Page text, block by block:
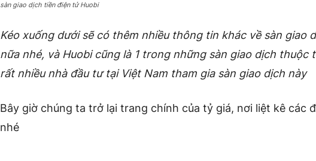
sàn giao dịch tiền điện tử Huobi
Kéo xuống dưới sẽ có thêm nhiều thông tin khác về sàn giao
nữa nhé, và Huobi cũng là 1 trong những sàn giao dịch thuộc
rất nhiều nhà đầu tư tại Việt Nam tham gia sàn giao dịch này
Bây giờ chúng ta trở lại trang chính của tỷ giá, nơi liệt kê các
nhé